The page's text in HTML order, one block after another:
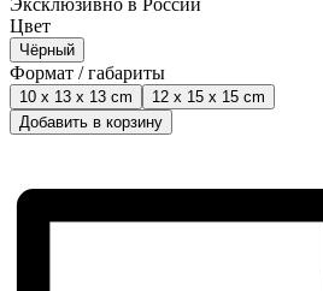
Цвет
Чёрный
Формат / габариты
10 x 13 x 13 cm
12 x 15 x 15 cm
Добавить в корзину